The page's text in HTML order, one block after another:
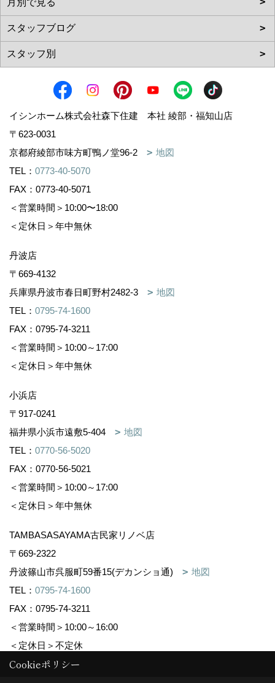
イシンホーム株式会社森下住建 本社 綾部・福知山店
〒623-0031
京都府綾部市味方町鴨ノ堂96-2
地図
TEL： 0773-40-5070
FAX：0773-40-5071
＜営業時間＞10:00〜18:00
＜定休日＞年中無休
丹波店
〒669-4132
兵庫県丹波市春日町野村2482-3
地図
TEL： 0795-74-1600
FAX：0795-74-3211
＜営業時間＞10:00～17:00
＜定休日＞年中無休
小浜店
〒917-0241
福井県小浜市遠敷5-404
地図
TEL： 0770-56-5020
FAX：0770-56-5021
＜営業時間＞10:00～17:00
＜定休日＞年中無休
TAMBASASAYAMA古民家リノベ店
〒669-2322
丹波篠山市呉服町59番15(デカンショ通)
地図
TEL： 0795-74-1600
FAX：0795-74-3211
＜営業時間＞10:00～16:00
＜定休日＞不定休
Cookieポリシー